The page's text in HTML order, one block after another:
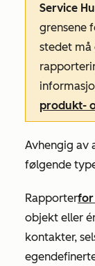
Service
grensene
stedet må
produkt-
Avhengig av
følgende
Rapporterfor
objekt eller
kontakter,